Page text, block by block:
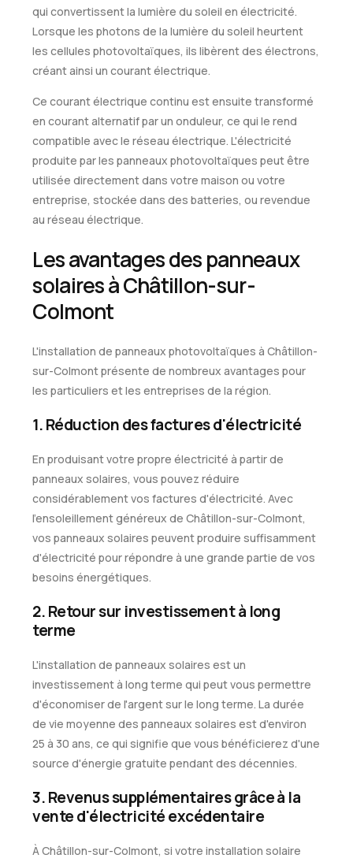
qui convertissent la lumière du soleil en électricité.
Lorsque les photons de la lumière du soleil heurtent
les cellules photovoltaïques, ils libèrent des électrons,
créant ainsi un courant électrique.
Ce courant électrique continu est ensuite transformé
en courant alternatif par un onduleur, ce qui le rend
compatible avec le réseau électrique. L'électricité
produite par les panneaux photovoltaïques peut être
utilisée directement dans votre maison ou votre
entreprise, stockée dans des batteries, ou revendue
au réseau électrique.
Les avantages des panneaux
solaires à Châtillon-sur-
Colmont
L'installation de panneaux photovoltaïques à Châtillon-
sur-Colmont présente de nombreux avantages pour
les particuliers et les entreprises de la région.
1. Réduction des factures d'électricité
En produisant votre propre électricité à partir de
panneaux solaires, vous pouvez réduire
considérablement vos factures d'électricité. Avec
l'ensoleillement généreux de Châtillon-sur-Colmont,
vos panneaux solaires peuvent produire suffisamment
d'électricité pour répondre à une grande partie de vos
besoins énergétiques.
2. Retour sur investissement à long
terme
L'installation de panneaux solaires est un
investissement à long terme qui peut vous permettre
d'économiser de l'argent sur le long terme. La durée
de vie moyenne des panneaux solaires est d'environ
25 à 30 ans, ce qui signifie que vous bénéficierez d'une
source d'énergie gratuite pendant des décennies.
3. Revenus supplémentaires grâce à la
vente d'électricité excédentaire
À Châtillon-sur-Colmont, si votre installation solaire